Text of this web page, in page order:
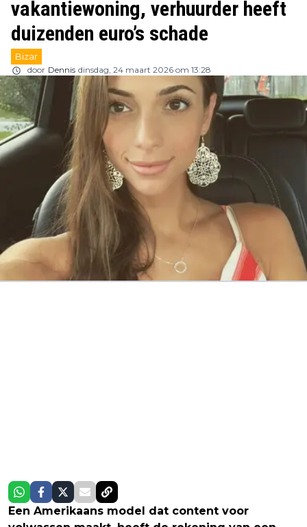
vakantiewoning, verhuurder heeft
duizenden euro’s schade
Bizar
door Dennis dinsdag, 24 maart 2026 om 13:28
Een Amerikaans model dat content voor